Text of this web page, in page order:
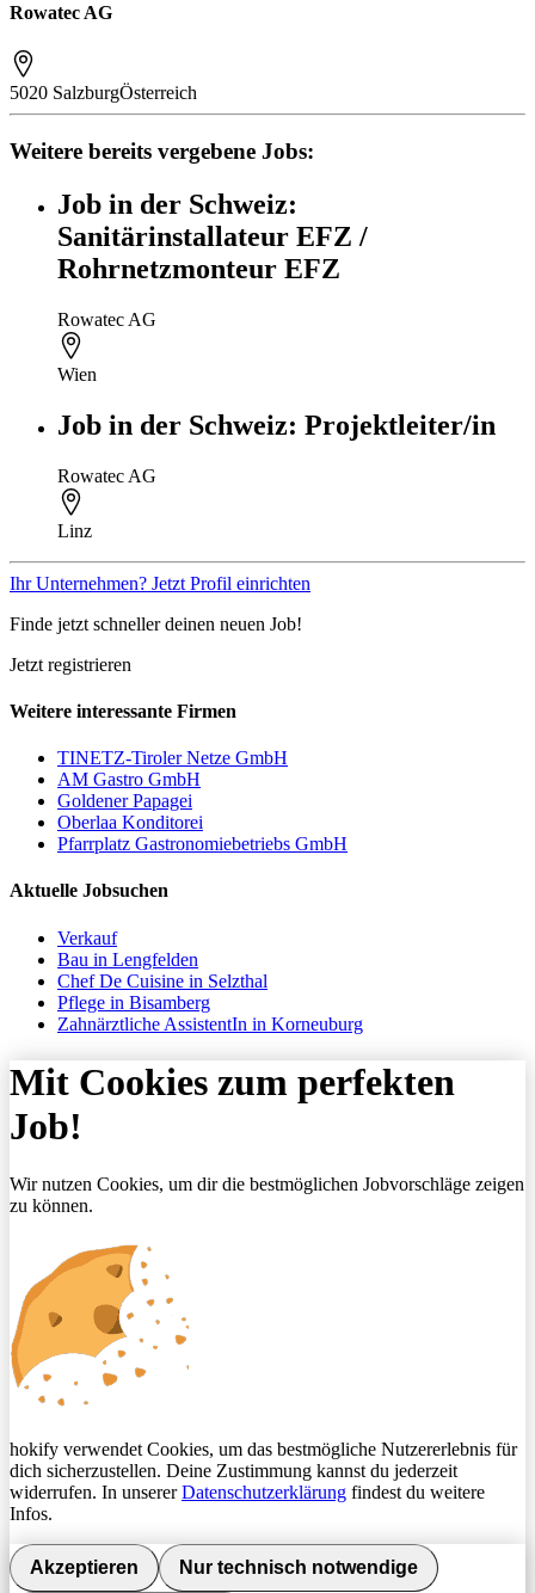
Rowatec AG
5020 SalzburgÖsterreich
Weitere bereits vergebene Jobs:
Job in der Schweiz:
Sanitärinstallateur EFZ /
Rohrnetzmonteur EFZ
Rowatec AG
Wien
Job in der Schweiz: Projektleiter/in
Rowatec AG
Linz
Ihr Unternehmen? Jetzt Profil einrichten
Finde jetzt schneller deinen neuen Job!
Jetzt registrieren
Weitere interessante Firmen
TINETZ-Tiroler Netze GmbH
AM Gastro GmbH
Goldener Papagei
Oberlaa Konditorei
Pfarrplatz Gastronomiebetriebs GmbH
Aktuelle Jobsuchen
Verkauf
Bau in Lengfelden
Chef De Cuisine in Selzthal
Pflege in Bisamberg
Zahnärztliche AssistentIn in Korneuburg
Mit Cookies zum perfekten
Job!
Wir nutzen Cookies, um dir die bestmöglichen Jobvorschläge zeigen
zu können.
hokify verwendet Cookies, um das bestmögliche Nutzererlebnis für
dich sicherzustellen. Deine Zustimmung kannst du jederzeit
widerrufen. In unsererDatenschutzerklärung findest du weitere
Infos.
Akzeptieren Nur technisch notwendige